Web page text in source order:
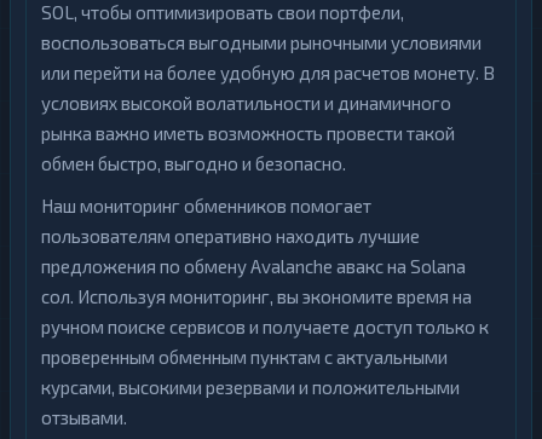
SOL, чтобы оптимизировать свои портфели,
воспользоваться выгодными рыночными условиями
или перейти на более удобную для расчетов монету. В
условиях высокой волатильности и динамичного
рынка важно иметь возможность провести такой
обмен быстро, выгодно и безопасно.
Наш мониторинг обменников помогает
пользователям оперативно находить лучшие
предложения по обмену Avalanche авакс на Solana
сол. Используя мониторинг, вы экономите время на
ручном поиске сервисов и получаете доступ только к
проверенным обменным пунктам с актуальными
курсами, высокими резервами и положительными
отзывами.